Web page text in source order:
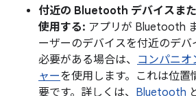
付近の Bluetooth デバイスま
使用する: アプリが Bluetooth
ーザーのデバイスを付近のデバ
必要がある場合は、 コンパニオ
ャーを使用します。これは位置
要です。詳しくは、 Bluetooth